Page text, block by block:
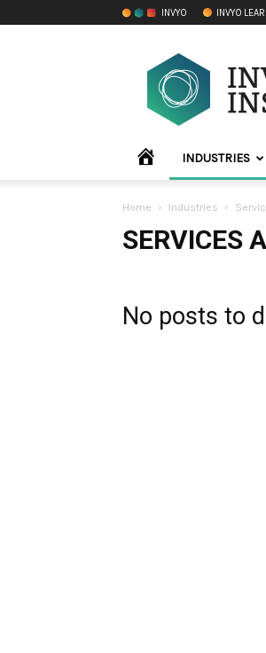
INVYO INVYO
INVYO
Insights
France
ACCUEIL INDUSTRIES
Home Industries
SERVICES
No posts to